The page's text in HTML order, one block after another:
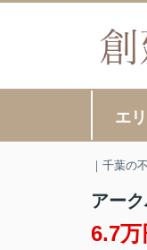
エ
｜千葉の
アー
6.7万